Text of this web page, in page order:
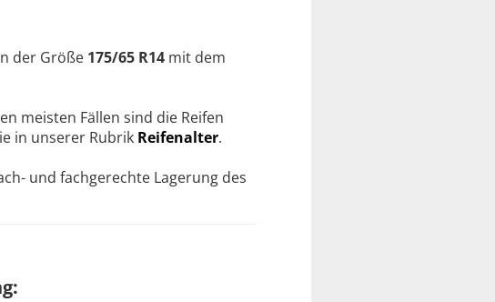
der Größe 175/65 R14 mit dem
meisten Fällen sind die Reifen
in unserer Rubrik Reifenalter.
und fachgerechte Lagerung des